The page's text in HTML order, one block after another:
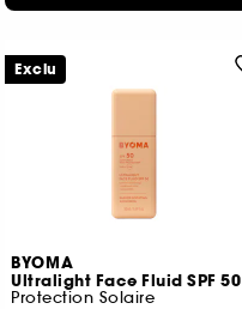
BYOMA
Ultralight Face Fluid SPF 50
Protection Solaire
Exclu